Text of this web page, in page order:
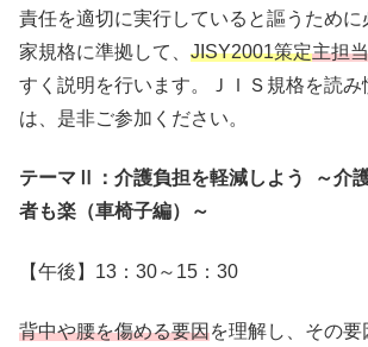
責任を適切に実行していると謳うために
家規格に準拠して、 JISY2001策定主担
すく説明を行います。ＪＩＳ規格を読み
は、是非ご参加ください。
テーマⅡ：介護負担を軽減しよう ～介
者も楽（車椅子編）～
【午後】13：30～15：30
背中や腰を傷める要因を理解し、その